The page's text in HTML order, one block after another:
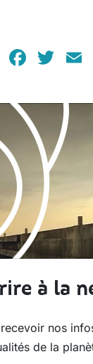
Share
à la
nos
de la